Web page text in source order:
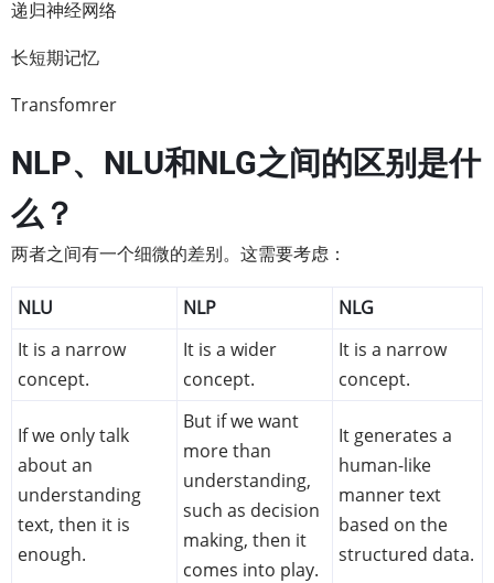
递归神经网络
长短期记忆
Transfomrer
NLP、NLU和NLG之间的区别是什
么？
两者之间有一个细微的差别。这需要考虑：
NLU NLP
NLG
It is a narrow
concept.
It is a wider
concept.
It is a narrow
concept.
If we only talk
about an
understanding
text, then it is
enough.
But if we want
more than
understanding,
such as decision
making, then it
comes into play.
It generates a
human-like
manner text
based on the
structured data.